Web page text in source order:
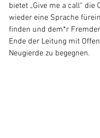
bietet „Give me a call“ die
wieder eine Sprache
finden und dem*r
Ende der Leitung mit
Neugierde zu begegnen.